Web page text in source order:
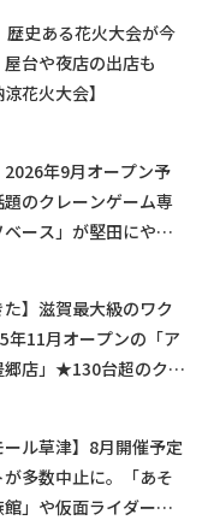
歴史ある花火大会が今
台や夜店の出店も
花火大会】
2026年9月オープン予
のクレーンゲーム専
ース」が堅田にやっ
た】滋賀最大級のワク
年11月オープンの「ア
郷店」★130台超のクレ
ール草津】8月開催予定
多数中止に。「あそ
」や仮面ライダーシ